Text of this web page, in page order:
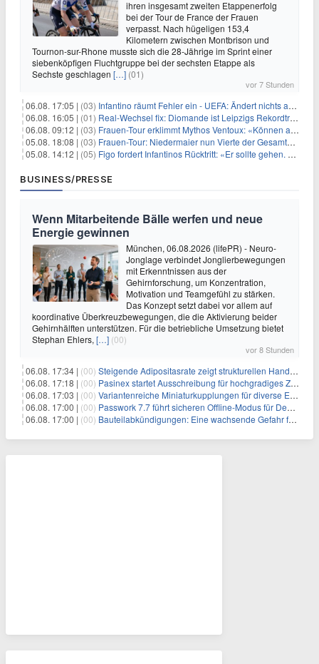
ihren insgesamt zweiten Etappenerfolg
bei der Tour de France der Frauen
verpasst. Nach hügeligen 153,4
Kilometern zwischen Montbrison und
Tournon-sur-Rhone musste sich die 28-Jährige im Sprint einer
siebenköpfigen Fluchtgruppe bei der sechsten Etappe als
Sechste geschlagen […] (01)
vor 7 Stunden
06.08. 17:05 | (03) Infantino räumt Fehler ein - UEFA: Ändert nichts an Boykott
06.08. 16:05 | (01) Real-Wechsel fix: Diomande ist Leipzigs Rekordtransfer
06.08. 09:12 | (03) Frauen-Tour erklimmt Mythos Ventoux: «Können alles schaffen»
05.08. 18:08 | (03) Frauen-Tour: Niedermaier nun Vierte der Gesamtwertung
05.08. 14:12 | (05) Figo fordert Infantinos Rücktritt: «Er sollte gehen. Jetzt»
BUSINESS/PRESSE
Wenn Mitarbeitende Bälle werfen und neue
Energie gewinnen
München, 06.08.2026 (lifePR) - Neuro-
Jonglage verbindet Jonglierbewegungen
mit Erkenntnissen aus der
Gehirnforschung, um Konzentration,
Motivation und Teamgefühl zu stärken.
Das Konzept setzt dabei vor allem auf
koordinative Überkreuzbewegungen, die die Aktivierung beider
Gehirnhälften unterstützen. Für die betriebliche Umsetzung bietet
Stephan Ehlers, […] (00)
vor 8 Stunden
06.08. 17:34 | (00) Steigende Adipositasrate zeigt strukturellen Handlungsbedarf bei der Ernährung schulpflichtiger Kinder
06.08. 17:18 | (00) Pasinex startet Ausschreibung für hochgradiges Zinksulfidkonzentrat mit Germanium- und Silbergehalten und stellt ein Betriebsupdate bereit
06.08. 17:03 | (00) Variantenreiche Miniaturkupplungen für diverse Einsatzbereiche
06.08. 17:00 | (00) Passwork 7.7 führt sicheren Offline-Modus für Desktop- und Mobile-Apps ein
06.08. 17:00 | (00) Bauteilabkündigungen: Eine wachsende Gefahr für industrielle Elektroniksysteme